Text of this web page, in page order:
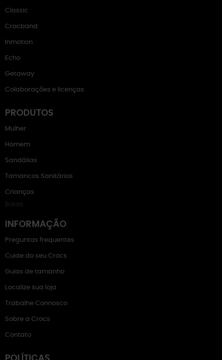
Classic
Crocband
Inmotion
Echo
Getaway
Colaborações e licenças
PRODUTOS
Mulher
Homem
Sandálias
Tamancos Sanitários
Crianças
Botas
INFORMAÇÃO
Preguntas frequentes
Cuide do seu Crocs
Guias de tamanho
Localize sua loja
Trabalhe Connosco
Sobre a Crocs
Contato